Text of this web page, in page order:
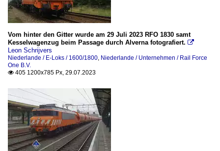
Vom hinter den Gitter wurde am 29 Juli 2023 RFO 1830 samt
Kesselwagenzug beim Passage durch Alverna fotografiert. 
Leon Schrijvers
Niederlande / E-Loks / 1600/1800, Niederlande / Unternehmen / Rail Force
One B.V.
 405 1200x785 Px, 29.07.2023